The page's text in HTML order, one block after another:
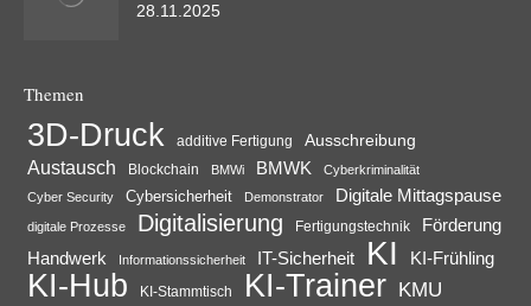
28.11.2025
Themen
3D-Druck additive Fertigung Ausschreibung
Austausch Blockchain BMWi BMWK
Cyberkriminalität
Cyber Security
Cybersicherheit Demonstrator Digitale Mittagspause
digitale Prozesse Digitalisierung Fertigungstechnik Förderung
Handwerk Informationssicherheit IT-Sicherheit KI KI-Frühling
KI-Hub KI-Stammtisch KI-Trainer KMU